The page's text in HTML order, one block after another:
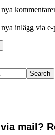
inlägg via e-
mail?